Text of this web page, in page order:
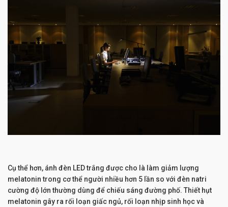
Cụ thể hơn, ánh đèn LED trắng được cho là làm giảm lượng
melatonin trong cơ thể người nhiều hơn 5 lần so với đèn natri
cường độ lớn thường dùng để chiếu sáng đường phố. Thiết hụt
melatonin gây ra rối loạn giấc ngủ, rối loạn nhịp sinh học và